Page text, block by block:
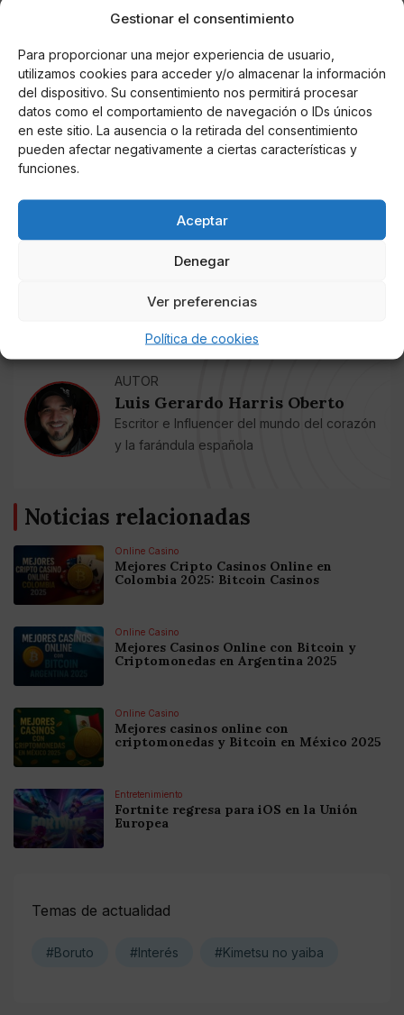
Gestionar el consentimiento
Para proporcionar una mejor experiencia de usuario,
utilizamos cookies para acceder y/o almacenar la información
del dispositivo. Su consentimiento nos permitirá procesar
datos como el comportamiento de navegación o IDs únicos
en este sitio. La ausencia o la retirada del consentimiento
pueden afectar negativamente a ciertas características y
funciones.
Aceptar
Denegar
Ver preferencias
Política de cookies
Una publicación compartida de ??: ??????
AUTOR
Luis Gerardo Harris Oberto
Escritor e Influencer del mundo del corazón
y la farándula española
Noticias relacionadas
Online Casino
Mejores Cripto Casinos Online en
Colombia 2025: Bitcoin Casinos
Online Casino
Mejores Casinos Online con Bitcoin y
Criptomonedas en Argentina 2025
Online Casino
Mejores casinos online con
criptomonedas y Bitcoin en México 2025
Entretenimiento
Fortnite regresa para iOS en la Unión
Europea
Temas de actualidad
#Boruto #Interés #Kimetsu no yaiba